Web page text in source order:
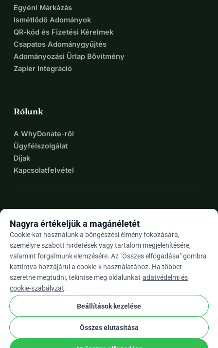
Egyéni Márkázás
Ismétlődő Adományok
QR-kód és Fizetési Kérelmek
Csapatos Adománygyűjtés
Adományozási Űrlap Bővítmény
Zapier Integráció
Rólunk
A WhyDonate-ről
Ügyfélszolgálat
Díjak
Kapcsolatfelvétel
Huarrow_drop_down
★★★★★4,9 / 5 több mint 500 értékelés alapján
WhyDonate
Adatvédelem és sütik
Általános szerződési feltételek
Nagyra értékeljük a magánéletét
Cookie-kat használunk a böngészési élmény fokozására,
személyre szabott hirdetések vagy tartalom megjelenítésére,
valamint forgalmunk elemzésére. Az "Összes elfogadása" gombra
kattintva hozzájárul a cookie-k használatához. Ha többet
szeretne megtudni, tekintse meg oldalunkat adatvédelmi és
cookie-szabályzat.
Beállítások kezelése
Összes elutasítása